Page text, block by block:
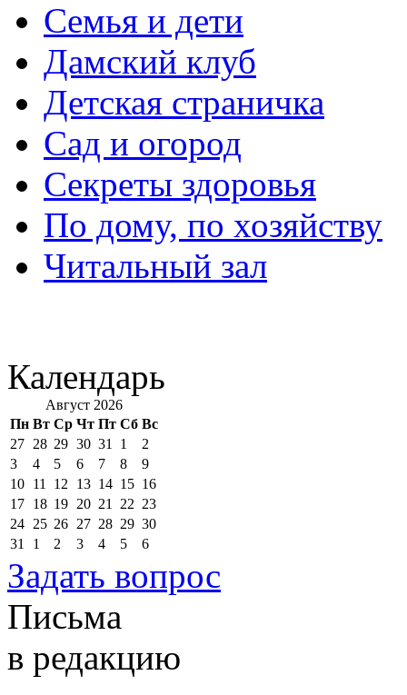
Семья и дети
Дамский клуб
Детская страничка
Сад и огород
Секреты здоровья
По дому, по хозяйству
Читальный зал
Календарь
Август 2026
Пн Вт Ср Чт Пт Сб Вс
27 28 29 30 31 1
2
3
4 5 6 7 8
9
10 11 12 13 14 15 16
17 18 19 20 21 22 23
24 25 26 27 28 29 30
31
1 2 3 4 5 6
Задать вопрос
Письма
в редакцию